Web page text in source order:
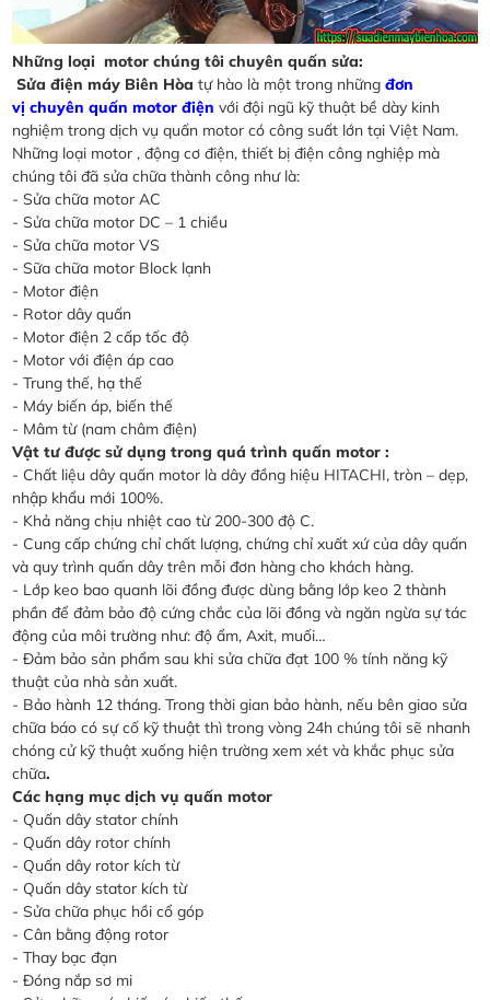
Những loại motor chúng tôi chuyên quấn sửa:
Sửa điện máy Biên Hòa tự hào là một trong nhữngđơn
vị chuyên quấn motor điện với đội ngũ kỹ thuật bề dày kinh
nghiệm trong dịch vụ quấn motor có công suất lớn tại Việt Nam.
Những loại motor , động cơ điện, thiết bị điện công nghiệp mà
chúng tôi đã sửa chữa thành công như là:
- Sửa chữa motor AC
- Sửa chữa motor DC – 1 chiều
- Sửa chữa motor VS
- Sữa chữa motor Block lạnh
- Motor điện
- Rotor dây quấn
- Motor điện 2 cấp tốc độ
- Motor với điện áp cao
- Trung thế, hạ thế
- Máy biến áp, biến thế
- Mâm từ (nam châm điện)
Vật tư được sử dụng trong quá trình quấn motor :
- Chất liệu dây quấn motor là dây đồng hiệu HITACHI, tròn – dẹp,
nhập khẩu mới 100%.
- Khả năng chịu nhiệt cao từ 200-300 độ C.
- Cung cấp chứng chỉ chất lượng, chứng chỉ xuất xứ của dây quấn
và quy trình quấn dây trên mỗi đơn hàng cho khách hàng.
- Lớp keo bao quanh lõi đồng được dùng bằng lớp keo 2 thành
phần để đảm bảo độ cứng chắc của lõi đồng và ngăn ngừa sự tác
động của môi trường như: độ ẩm, Axit, muối…
- Đảm bảo sản phẩm sau khi sửa chữa đạt 100 % tính năng kỹ
thuật của nhà sản xuất.
- Bảo hành 12 tháng. Trong thời gian bảo hành, nếu bên giao sửa
chữa báo có sự cố kỹ thuật thì trong vòng 24h chúng tôi sẽ nhanh
chóng cử kỹ thuật xuống hiện trường xem xét và khắc phục sửa
chữa.
Các hạng mục dịch vụ quấn motor
- Quấn dây stator chính
- Quấn dây rotor chính
- Quấn dây rotor kích từ
- Quấn dây stator kích từ
- Sửa chữa phục hồi cổ góp
- Cân bằng động rotor
- Thay bạc đạn
- Đóng nắp sơ mi